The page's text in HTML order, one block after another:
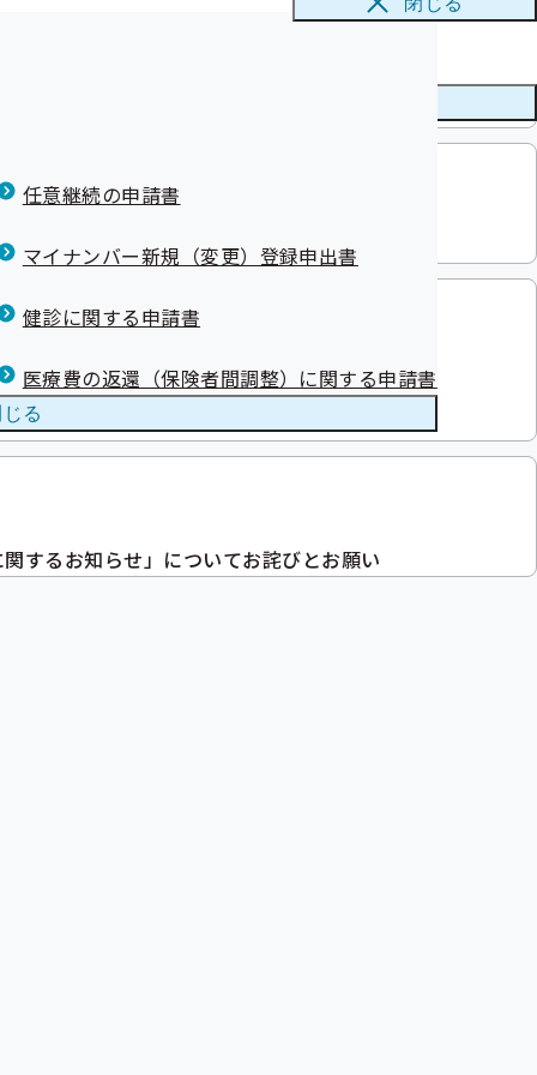
任意継続の申請書
マイナンバー新規（変更）登録申出書
健診に関する申請書
医療費の返還（保険者間調整）に関する申請書
る
覧表を掲載しました。
災害
するお知らせ」についてお詫びとお願い